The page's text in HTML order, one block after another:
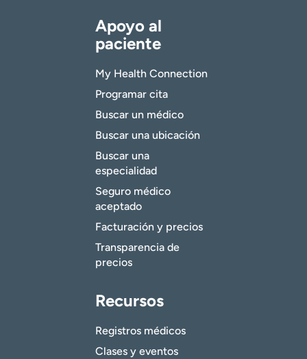
Apoyo al
paciente
My Health Connection
Programar cita
Buscar un médico
Buscar una ubicación
Buscar una
especialidad
Seguro médico
aceptado
Facturación y precios
Transparencia de
precios
Recursos
Registros médicos
Clases y eventos